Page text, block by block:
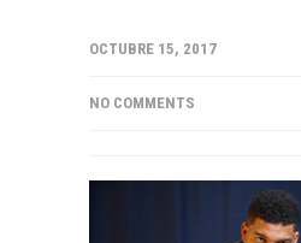
OCTUBRE 15, 2017
NO COMMENTS